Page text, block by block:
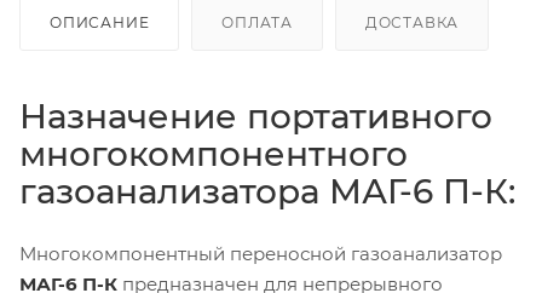
ОПИСАНИЕ ОПЛАТА ДОСТАВКА
Назначение портативного
многокомпонентного
газоанализатора МАГ-6 П-К:
Многокомпонентный переносной газоанализатор
МАГ-6 П-К предназначен для непрерывного